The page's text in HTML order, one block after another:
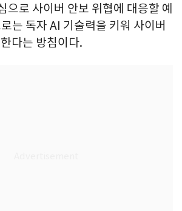
으로 사이버 안보 위협에 대응할 예
는 독자 AI 기술력을 키워 사이버
다는 방침이다.